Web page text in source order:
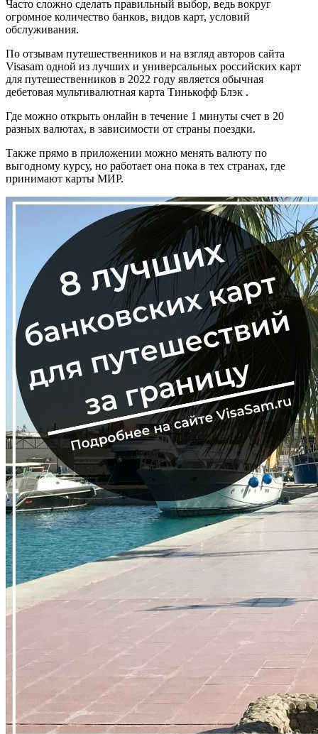
Часто сложно сделать правильный выбор, ведь вокруг
огромное количество банков, видов карт, условий
обслуживания.
По отзывам путешественников и на взгляд авторов сайта
Visasam одной из лучших и универсальных российских карт
для путешественников в 2022 году является обычная
дебетовая мультивалютная карта Тинькофф Блэк .
Где можно открыть онлайн в течение 1 минуты счет в 20
разных валютах, в зависимости от страны поездки.
Также прямо в приложении можно менять валюту по
выгодному курсу, но работает она пока в тех странах, где
принимают карты МИР.